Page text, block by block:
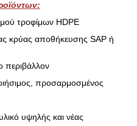
τροφίμων HDPE
κρύας αποθήκευσης SAP ή
περιβάλλον
προσαρμοσμένος
υψηλής και νέας